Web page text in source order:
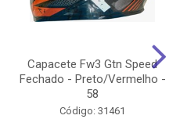
Capacete Fw3 Gtn Speed
Fechado - Preto/Vermelho -
58
Código: 31461